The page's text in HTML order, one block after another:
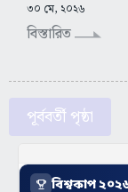
৩০ মে, ২০২৬
বিস্তারিত
পূর্ববর্তী পৃষ্ঠা